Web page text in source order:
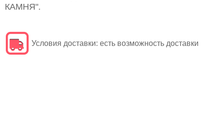
КАМНЯ".
Условия доставки: есть возможность доставки